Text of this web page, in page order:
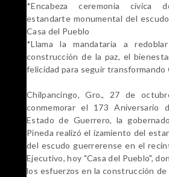
*Encabeza ceremonia cívica
estandarte monumental del
Casa del Pueblo
*Llama la mandataria a
construcción de la paz, el
felicidad para seguir transformando
Chilpancingo, Gro., 27 de
conmemorar el 173 Aniversario
Estado de Guerrero, la
Pineda realizó el izamiento del
del escudo guerrerense en el
Ejecutivo, hoy "Casa del Pueblo",
los esfuerzos en la construcción de